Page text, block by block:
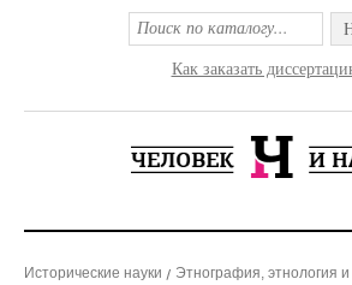
Как заказать
Исторические науки Этнография, этнология